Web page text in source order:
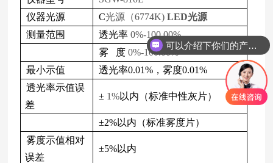
仪器光源
C光源（6774K)LED光源
测量范围
透光率 0%-100.00%
雾
度 0%-100.00%
最小示值
透光率0.01%，雾度0.01%
透光率示值误
差
± 1%以内（标准中性灰片）
±2%以内（标准雾度片）
雾度示值相对
误差
±5%以内
可以介绍下你们的产品么